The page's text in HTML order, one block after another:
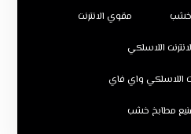
خشب مقوي الانترنت
اللاسلكي
اللاسلكي واي فاي
مطابخ خشب